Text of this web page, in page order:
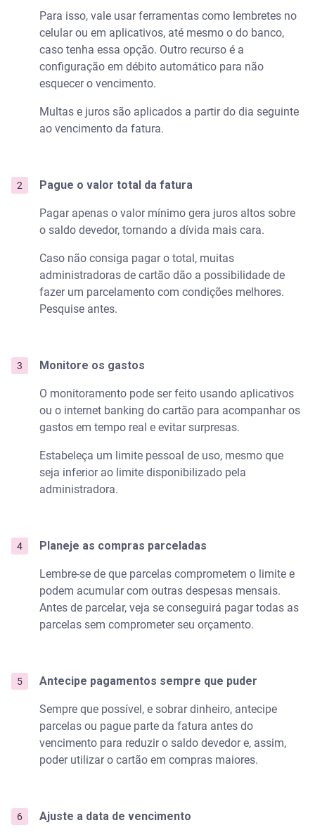
Para isso, vale usar ferramentas como lembretes no
celular ou em aplicativos, até mesmo o do banco,
caso tenha essa opção. Outro recurso é a
configuração em débito automático para não
esquecer o vencimento.
Multas e juros são aplicados a partir do dia seguinte
ao vencimento da fatura.
Pague o valor total da fatura
Pagar apenas o valor mínimo gera juros altos sobre
o saldo devedor, tornando a dívida mais cara.
Caso não consiga pagar o total, muitas
administradoras de cartão dão a possibilidade de
fazer um parcelamento com condições melhores.
Pesquise antes.
Monitore os gastos
O monitoramento pode ser feito usando aplicativos
ou o internet banking do cartão para acompanhar os
gastos em tempo real e evitar surpresas.
Estabeleça um limite pessoal de uso, mesmo que
seja inferior ao limite disponibilizado pela
administradora.
Planeje as compras parceladas
Lembre-se de que parcelas comprometem o limite e
podem acumular com outras despesas mensais.
Antes de parcelar, veja se conseguirá pagar todas as
parcelas sem comprometer seu orçamento.
Antecipe pagamentos sempre que puder
Sempre que possível, e sobrar dinheiro, antecipe
parcelas ou pague parte da fatura antes do
vencimento para reduzir o saldo devedor e, assim,
poder utilizar o cartão em compras maiores.
Ajuste a data de vencimento